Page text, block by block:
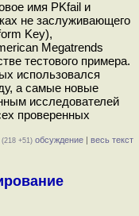
имя PKfail и
не заслуживающего
Key),
Megatrends
тестового примера.
использовался
а самые новые
исследователей
проверенных
(218 +51) обсуждение | весь текст